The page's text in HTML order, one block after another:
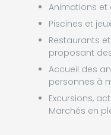
Animations et
Piscines et
Restaurants
proposant
Accueil des
personnes à
Excursions,
Marchés en